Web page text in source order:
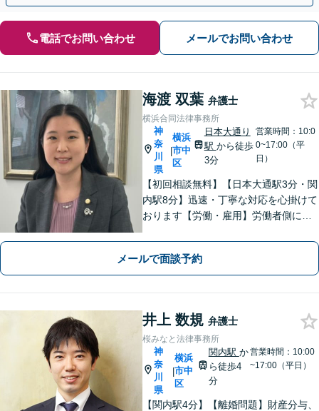
電話でお問い合わせ メールでお問い合わせ
海渡 双葉 弁護士
横浜合同法律事務所
神
奈
川
県
|
横浜
市中
区
日本大通り
駅 から徒歩
3分
営業時間：10:0
0~17:00（平
日）
【初回相談無料】【日本大通駅3分・関
内駅8分】迅速・丁寧な対応を心掛けて
おります【労働・雇用】労働者側に特
績！不貞慰謝料、財産分与、養育費
等、お任せください【弁護士歴10年以
上】
メールで面談予約
井上 数規 弁護士
桜みなと法律事務所
神
奈
川
県
|
横浜
市中
区
関内駅 か
ら徒歩4
分
営業時間：10:00
~17:00（平日）
【関内駅4分】【離婚問題】財産分与、